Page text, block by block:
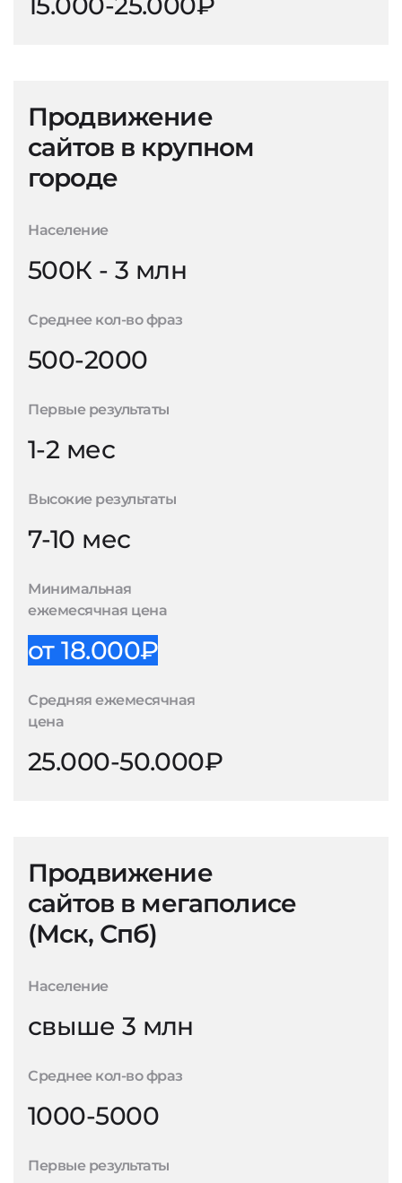
Продвижение
сайтов в крупном
городе
Население
500К - 3 млн
Среднее кол-во фраз
500-2000
Первые результаты
1-2 мес
Высокие результаты
7-10 мес
Минимальная
ежемесячная цена
от 18.000₽
Средняя ежемесячная
цена
25.000-50.000₽
Продвижение
сайтов в мегаполисе
(Мск, Спб)
Население
свыше 3 млн
Среднее кол-во фраз
1000-5000
Первые результаты